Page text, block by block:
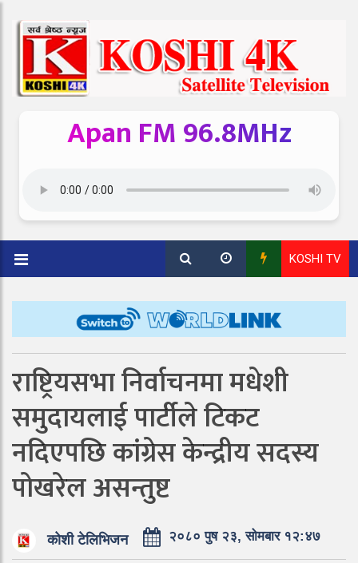
Apan FM 96.8MHz
KOSHI TV
राष्ट्रियसभा निर्वाचनमा मधेशी
समुदायलाई पार्टीले टिकट
नदिएपछि कांग्रेस केन्द्रीय सदस्य
पोखरेल असन्तुष्ट
कोशी टेलिभिजन २०८० पुष २३, सोमबार १२:४७